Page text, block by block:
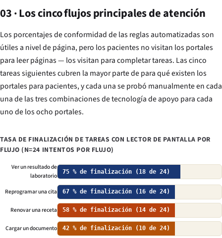
03 · Los cinco flujos principales de atención
Los porcentajes de conformidad de las reglas automatizadas son
útiles a nivel de página, pero los pacientes no visitan los portales
para leer páginas — los visitan para completar tareas. Las cinco
tareas siguientes cubren la mayor parte de para qué existen los
portales para pacientes, y cada una se probó manualmente en cada
una de las tres combinaciones de tecnología de apoyo para cada
uno de los ocho portales.
TASA DE FINALIZACIÓN DE TAREAS CON LECTOR DE PANTALLA POR
FLUJO (N=24 INTENTOS POR FLUJO)
Ver un resultado de
laboratorio
75 % de finalización (18 de 24)
Reprogramar una cita 67 % de finalización (16 de 24)
Renovar una receta 58 % de finalización (14 de 24)
Cargar un documento 42 % de finalización (10 de 24)